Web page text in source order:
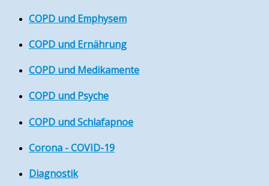
COPD und Emphysem
COPD und Ernährung
COPD und Medikamente
COPD und Psyche
COPD und Schlafapnoe
Corona - COVID-19
Diagnostik